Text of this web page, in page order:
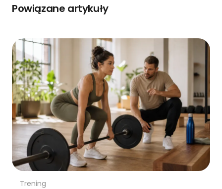
Powiązane artykuły
Trening